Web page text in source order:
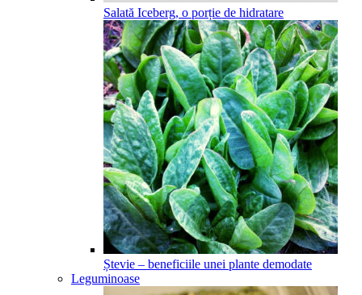
Salată Iceberg, o porție de hidratare
Ștevie – beneficiile unei plante demodate
Leguminoase